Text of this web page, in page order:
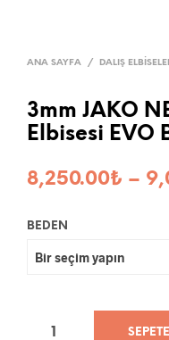
ANA SAYFA / DALIŞ
3mm JAKO
Elbisesi EVO
8,250.00₺ –
BEDEN